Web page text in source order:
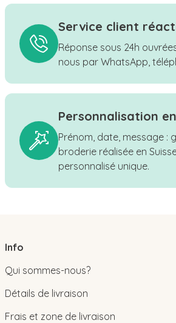
Service client
Réponse sous 24h
nous par WhatsApp,
Personnalisation
Prénom, date, message :
broderie réalisée en
personnalisé unique.
Info
Qui sommes-nous?
Détails de livraison
Frais et zone de livraison